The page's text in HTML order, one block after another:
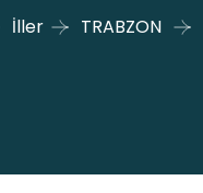
İller TRABZON